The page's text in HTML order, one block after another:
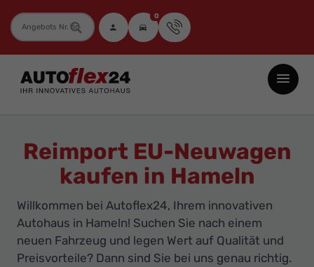
Fahrzeugnummer 0
Autoflex24
GmbH
Neuwagen
Jahreswagen
Gebrauchtwagen
zu
Top-
Reimport EU-Neuwagen
kaufen in Hameln
Willkommen bei Autoflex24, Ihrem innovativen
Autohaus in Hameln! Suchen Sie nach einem
neuen Fahrzeug und legen Wert auf Qualität und
Preisvorteile? Dann sind Sie bei uns genau richtig.